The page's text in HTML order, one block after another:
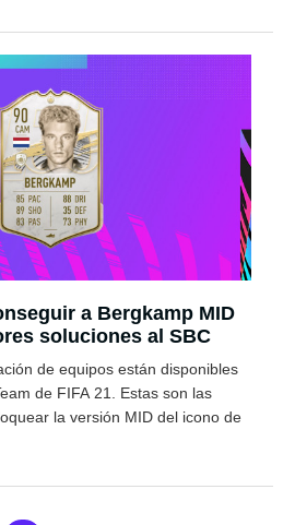
a Bergkamp MID
soluciones al SBC
de equipos están disponibles
de FIFA 21. Estas son las
la versión MID del icono de